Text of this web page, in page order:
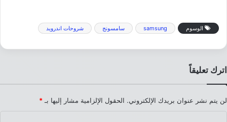
الوسوم samsung سامسونج شروحات اندرويد
اترك تعليقاً
لن يتم نشر عنوان بريدك الإلكتروني. الحقول الإلزامية مشار إليها بـ *